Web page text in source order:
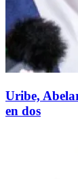
Uribe,
en dos